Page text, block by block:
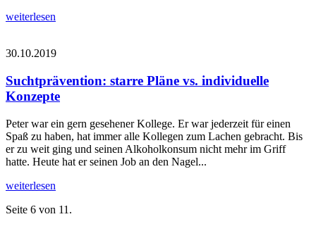
weiterlesen
30.10.2019
Suchtprävention: starre Pläne vs. individuelle
Konzepte
Peter war ein gern gesehener Kollege. Er war jederzeit für einen
Spaß zu haben, hat immer alle Kollegen zum Lachen gebracht. Bis
er zu weit ging und seinen Alkoholkonsum nicht mehr im Griff
hatte. Heute hat er seinen Job an den Nagel...
weiterlesen
Seite 6 von 11.